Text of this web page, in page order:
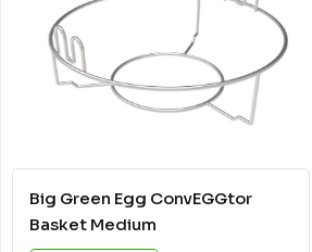
Big Green Egg ConvEGGtor
Basket Medium